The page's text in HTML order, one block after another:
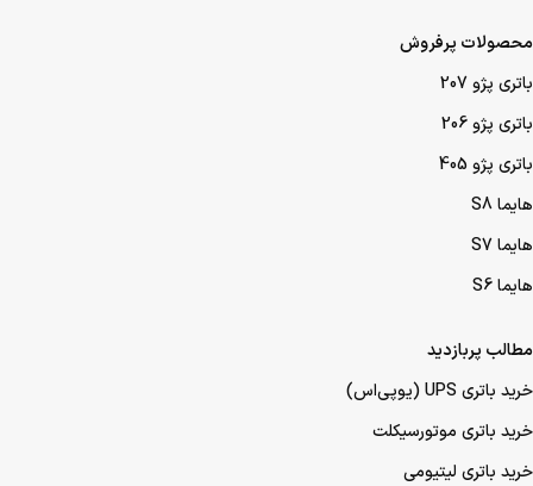
محصولات پرفروش
باتری پژو 207
باتری پژو 206
باتری پژو 405
هایما S8
هایما S7
هایما S6
مطالب پربازدید
خرید باتری UPS (یو‌پی‌اس)
خرید باتری موتورسیکلت
خرید باتری لیتیومی